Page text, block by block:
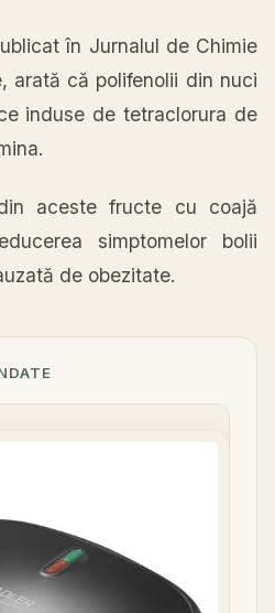
în Jurnalul de Chimie
arată că polifenolii din nuci
induse de tetraclorura de
aceste fructe cu coajă
simptomelor bolii
de obezitate.